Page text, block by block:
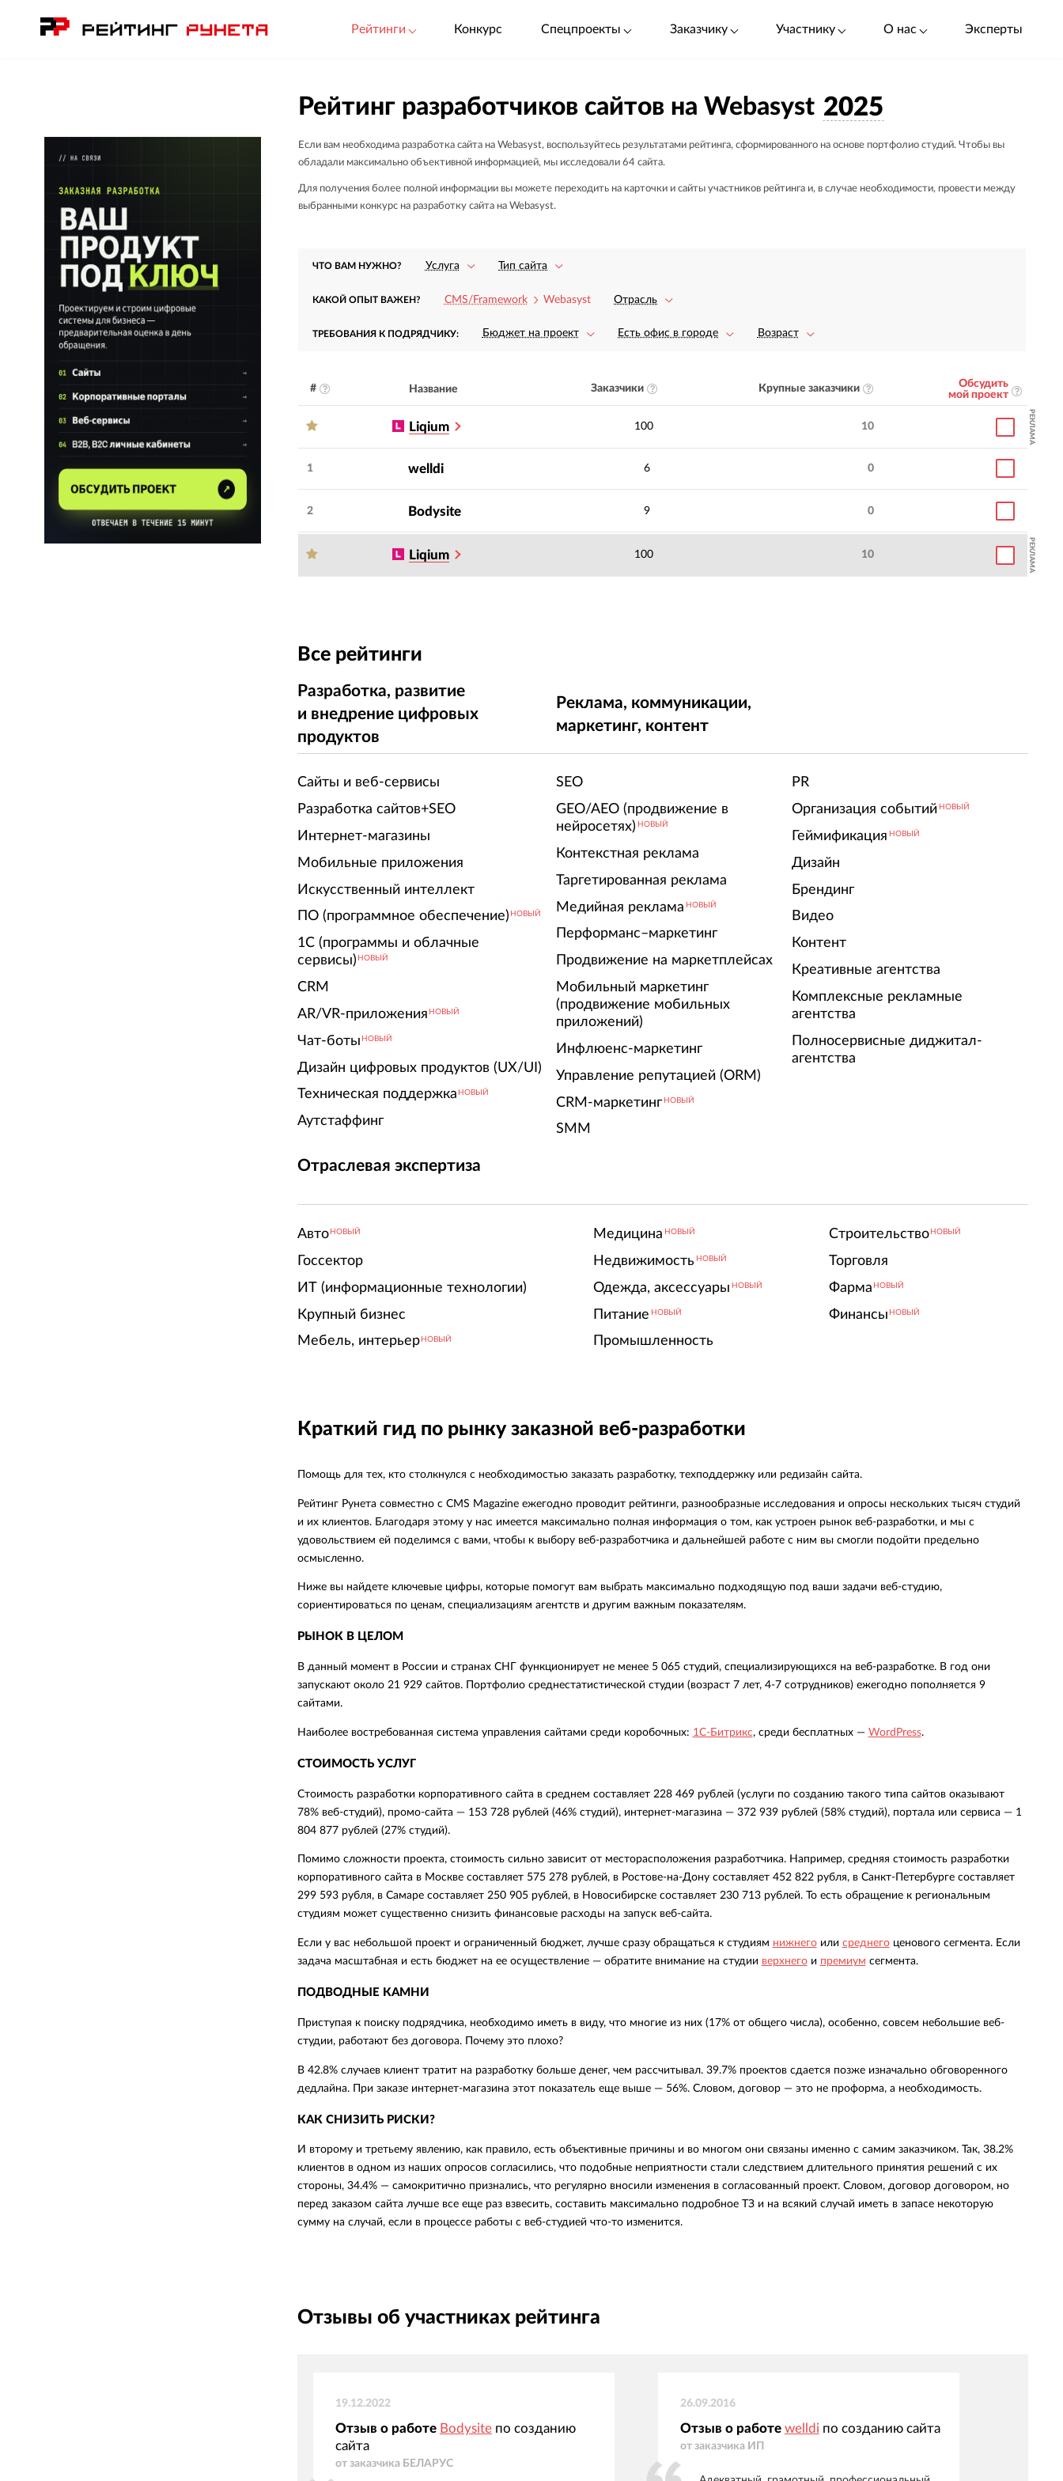
Рейтинги Конкурс Спецпроекты Заказчику Участнику О нас Эксперты
Рейтинг разработчиков сайтов на Webasyst 2025
Если вам необходима разработка сайта на Webasyst, воспользуйтесь результатами рейтинга, сформированного на основе портфолио студий. Чтобы вы
обладали максимально объективной информацией, мы исследовали 64 сайта.
Для получения более полной информации вы можете переходить на карточки и сайты участников рейтинга и, в случае необходимости, провести между
выбранными конкурс на разработку сайта на Webasyst.
ЧТО ВАМ НУЖНО? Услуга Тип сайта
КАКОЙ ОПЫТ ВАЖЕН? CMS/Framework Webasyst Отрасль
ТРЕБОВАНИЯ К ПОДРЯДЧИКУ: Бюджет на проект Есть офис в городе Возраст
# Название Заказчики Крупные заказчики
Обсудить
мой проект
Liqium 100 10 РЕКЛАМА
1 welldi 6 0
2 Bodysite 9 0
Liqium 100 10 РЕКЛАМА
Все рейтинги
Разработка, развитие
и внедрение цифровых
продуктов
Сайты и веб-сервисы
Разработка сайтов+SEO
Интернет-магазины
Мобильные приложения
Искусственный интеллект
ПО (программное обеспечение) НОВЫЙ
1С (программы и облачные
сервисы) НОВЫЙ
CRM
AR/VR-приложения НОВЫЙ
Чат-боты НОВЫЙ
Дизайн цифровых продуктов (UX/UI)
Техническая поддержка НОВЫЙ
Аутстаффинг
Реклама, коммуникации,
маркетинг, контент
SEO
GEO/AEO (продвижение в
нейросетях) НОВЫЙ
Контекстная реклама
Таргетированная реклама
Медийная реклама НОВЫЙ
Перформанс–маркетинг
Продвижение на маркетплейсах
Мобильный маркетинг
(продвижение мобильных
приложений)
Инфлюенс-маркетинг
Управление репутацией (ORM)
CRM-маркетинг НОВЫЙ
SMM
PR
Организация событий НОВЫЙ
Геймификация НОВЫЙ
Дизайн
Брендинг
Видео
Контент
Креативные агентства
Комплексные рекламные
агентства
Полносервисные диджитал-
агентства
Отраслевая экспертиза
Авто НОВЫЙ
Госсектор
ИТ (информационные технологии)
Крупный бизнес
Мебель, интерьер НОВЫЙ
Медицина НОВЫЙ
Недвижимость НОВЫЙ
Одежда, аксессуары НОВЫЙ
Питание НОВЫЙ
Промышленность
Строительство НОВЫЙ
Торговля
Фарма НОВЫЙ
Финансы НОВЫЙ
Краткий гид по рынку заказной веб-разработки
Помощь для тех, кто столкнулся с необходимостью заказать разработку, техподдержку или редизайн сайта.
Рейтинг Рунета совместно с CMS Magazine ежегодно проводит рейтинги, разнообразные исследования и опросы нескольких тысяч студий
и их клиентов. Благодаря этому у нас имеется максимально полная информация о том, как устроен рынок веб-разработки, и мы с
удовольствием ей поделимся с вами, чтобы к выбору веб-разработчика и дальнейшей работе с ним вы смогли подойти предельно
осмысленно.
Ниже вы найдете ключевые цифры, которые помогут вам выбрать максимально подходящую под ваши задачи веб-студию,
сориентироваться по ценам, специализациям агентств и другим важным показателям.
РЫНОК В ЦЕЛОМ
В данный момент в России и странах СНГ функционирует не менее 5 065 студий, специализирующихся на веб-разработке. В год они
запускают около 21 929 сайтов. Портфолио среднестатистической студии (возраст 7 лет, 4-7 сотрудников) ежегодно пополняется 9
сайтами.
Наиболее востребованная система управления сайтами среди коробочных: 1С-Битрикс, среди бесплатных — WordPress.
СТОИМОСТЬ УСЛУГ
Стоимость разработки корпоративного сайта в среднем составляет 228 469 рублей (услуги по созданию такого типа сайтов оказывают
78% веб-студий), промо-сайта — 153 728 рублей (46% студий), интернет-магазина — 372 939 рублей (58% студий), портала или сервиса — 1
804 877 рублей (27% студий).
Помимо сложности проекта, стоимость сильно зависит от месторасположения разработчика. Например, средняя стоимость разработки
корпоративного сайта в Москве составляет 575 278 рублей, в Ростове-на-Дону составляет 452 822 рубля, в Санкт-Петербурге составляет
299 593 рубля, в Самаре составляет 250 905 рублей, в Новосибирске составляет 230 713 рублей. То есть обращение к региональным
студиям может существенно снизить финансовые расходы на запуск веб-сайта.
Если у вас небольшой проект и ограниченный бюджет, лучше сразу обращаться к студиям нижнегоили среднегоценового сегмента. Если
задача масштабная и есть бюджет на ее осуществление — обратите внимание на студии верхнегои премиум сегмента.
ПОДВОДНЫЕ КАМНИ
Приступая к поиску подрядчика, необходимо иметь в виду, что многие из них (17% от общего числа), особенно, совсем небольшие веб-
студии, работают без договора. Почему это плохо?
В 42.8% случаев клиент тратит на разработку больше денег, чем рассчитывал. 39.7% проектов сдается позже изначально обговоренного
дедлайна. При заказе интернет-магазина этот показатель еще выше — 56%. Словом, договор — это не проформа, а необходимость.
КАК СНИЗИТЬ РИСКИ?
И второму и третьему явлению, как правило, есть объективные причины и во многом они связаны именно с самим заказчиком. Так, 38.2%
клиентов в одном из наших опросов согласились, что подобные неприятности стали следствием длительного принятия решений с их
стороны, 34.4% — самокритично признались, что регулярно вносили изменения в согласованный проект. Словом, договор договором, но
перед заказом сайта лучше все еще раз взвесить, составить максимально подробное ТЗ и на всякий случай иметь в запасе некоторую
сумму на случай, если в процессе работы с веб-студией что-то изменится.
Отзывы об участниках рейтинга
19.12.2022
Отзыв о работе Bodysiteпо созданию
сайта
от заказчика БЕЛАРУС
26.09.2016
Отзыв о работе welldi по созданию сайта
от заказчика ИП